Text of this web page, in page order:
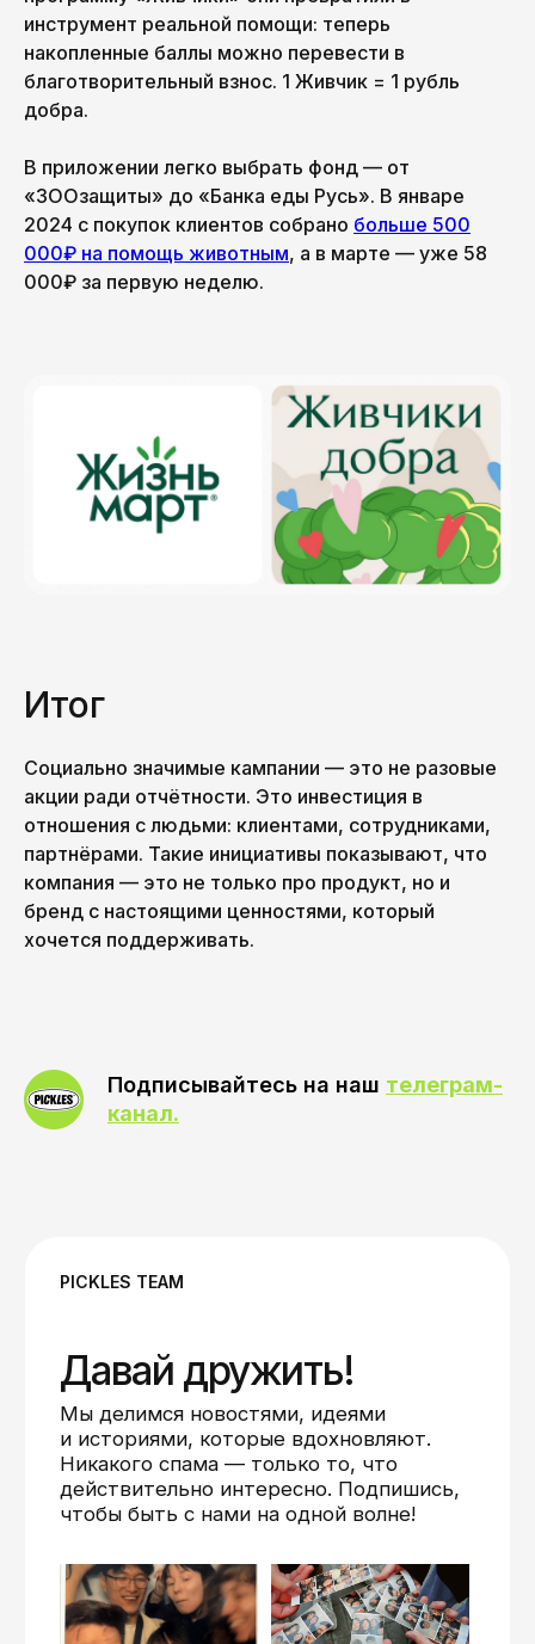
инструмент реальной помощи: теперь
накопленные баллы можно перевести в
благотворительный взнос. 1 Живчик = 1 рубль
добра.
В приложении легко выбрать фонд — от
«ЗООзащиты» до «Банка еды Русь». В январе
2024 с покупок клиентов собрано больше 500
000₽ на помощь животным, а в марте — уже 58
000₽ за первую неделю.
Итог
Социально значимые кампании — это не разовые
акции ради отчётности. Это инвестиция в
отношения с людьми: клиентами, сотрудниками,
партнёрами. Такие инициативы показывают, что
компания — это не только про продукт, но и
бренд с настоящими ценностями, который
хочется поддерживать.
Подписывайтесь на наш телеграм-
канал.
PICK YOUR
2026 PICKLES.TEAM
INFO@PICKLES.TEAM
TELEGRAM BEHANCE
Политика конфиденциальности
+7 981 698 02 86 🇷🇺 +998 (99) 497-05-98 🇺🇿